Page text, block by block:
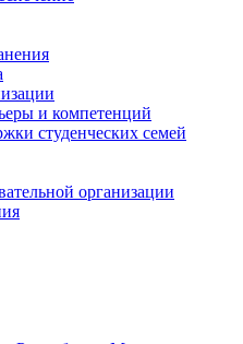
и компетенций
студенческих семей
организации